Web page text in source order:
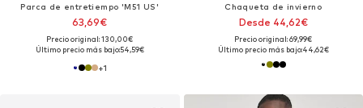
Parca de entretiempo 'M51 US'
63,69€
Precio original: 130,00€
Último precio más bajo:54,59€
+1
Chaqueta de invierno
Desde 44,62€
Precio original: 69,99€
Último precio más bajo:44,62€